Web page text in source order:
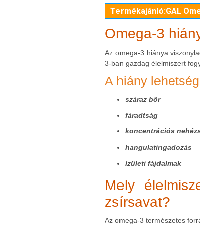
Termékajánló:GAL
Omega-3
Az omega-3 hiánya
3-ban gazdag élelmiszert
A hiány
száraz bőr
fáradtság
koncentrációs
hangulatingadozás
ízületi fájdalmak
Mely
zsírsavat?
Az omega-3 természetes